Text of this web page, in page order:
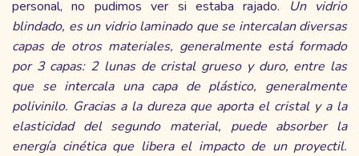
personal, no pudimos ver si estaba rajado.
Un vidrio
blindado, es un vidrio laminado que se intercalan diversas
capas de otros materiales, generalmente está formado
por 3 capas: 2 lunas de cristal grueso y duro, entre las
que se intercala una capa de plástico, generalmente
polivinilo. Gracias a la dureza que aporta el cristal y a la
elasticidad del segundo material, puede absorber la
energía cinética que libera el impacto de un proyectil.